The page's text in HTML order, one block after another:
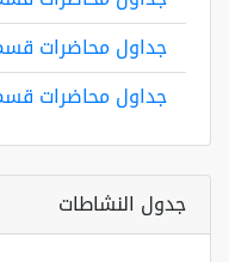
جداول محاضرات قسم
جداول محاضرات
جدول النشاطات